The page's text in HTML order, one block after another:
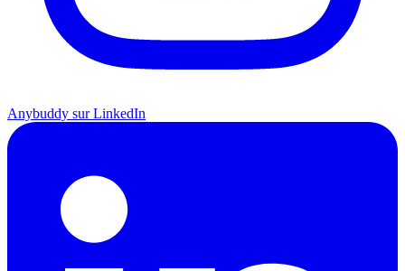
Anybuddy sur LinkedIn